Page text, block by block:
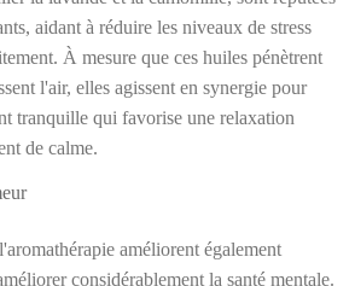
aidant à réduire les niveaux de stress
À mesure que ces huiles pénètrent
l'air, elles agissent en synergie pour
tranquille qui favorise une relaxation
de calme.
améliorent également
considérablement la santé mentale.